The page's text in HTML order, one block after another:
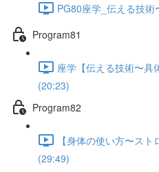
PG80座学_伝える技
Program81
座学【伝える技術〜具
(20:23)
Program82
【身体の使い方〜スト
(29:49)